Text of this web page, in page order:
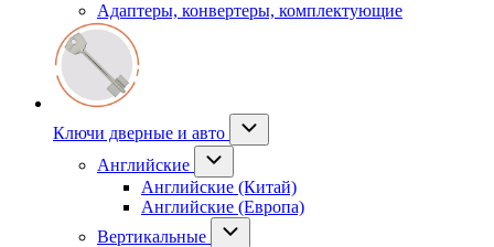
Адаптеры, конвертеры, комплектующие
Ключи дверные и авто
Английские
Английские (Китай)
Английские (Европа)
Вертикальные